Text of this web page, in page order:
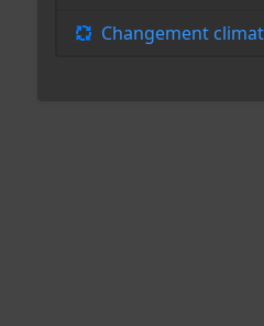
Changement